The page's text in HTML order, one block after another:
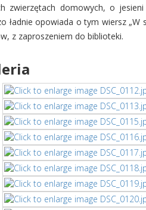
zwierzętach domowych, o
ładnie opowiada o tym wiersz „W
z zaproszeniem do biblioteki.